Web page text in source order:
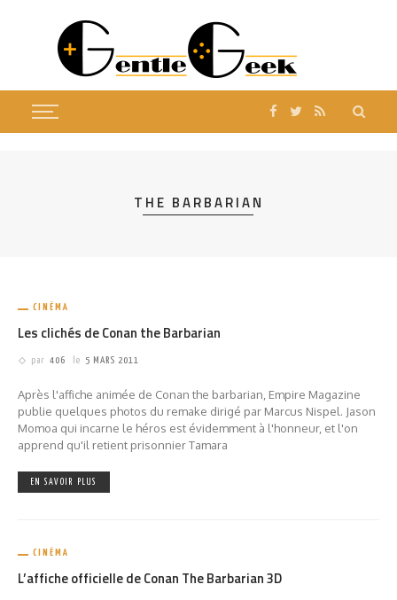
THE BARBARIAN
CINÉMA
Les clichés de Conan the Barbarian
par 406 le 5 MARS 2011
Après l'affiche animée de Conan the barbarian, Empire Magazine
publie quelques photos du remake dirigé par Marcus Nispel. Jason
Momoa qui incarne le héros est évidemment à l'honneur, et l'on
apprend qu'il retient prisonnier Tamara
EN SAVOIR PLUS
CINÉMA
L’affiche officielle de Conan The Barbarian 3D